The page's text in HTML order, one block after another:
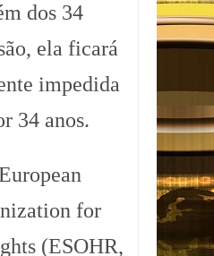
dos 34
ela ficará
impedida
34 anos.
for
(ESOHR,